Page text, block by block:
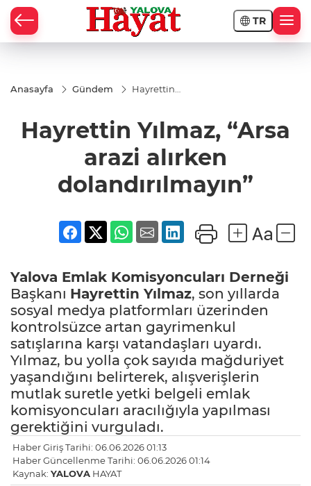
TR
Anasayfa Gündem
Hayrettin
dolandırılmayın”
Hayrettin Yılmaz, “Arsa
arazi alırken
dolandırılmayın”
Yalova Emlak Komisyoncuları Derneği
Başkanı Hayrettin Yılmaz, son yıllarda
sosyal medya platformları üzerinden
kontrolsüzce artan gayrimenkul
satışlarına karşı vatandaşları uyardı.
Yılmaz, bu yolla çok sayıda mağduriyet
yaşandığını belirterek, alışverişlerin
mutlak suretle yetki belgeli emlak
komisyoncuları aracılığıyla yapılması
gerektiğini vurguladı.
Haber Giriş Tarihi: 06.06.2026 01:13
Haber Güncellenme Tarihi: 06.06.2026 01:14
Kaynak: YALOVA HAYAT